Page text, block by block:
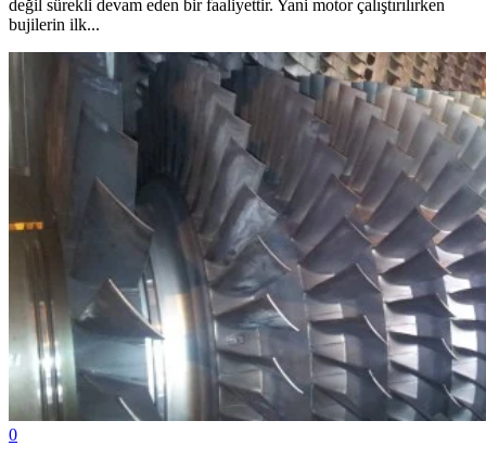
değil sürekli devam eden bir faaliyettir. Yani motor çalıştırılırken
bujilerin ilk...
0